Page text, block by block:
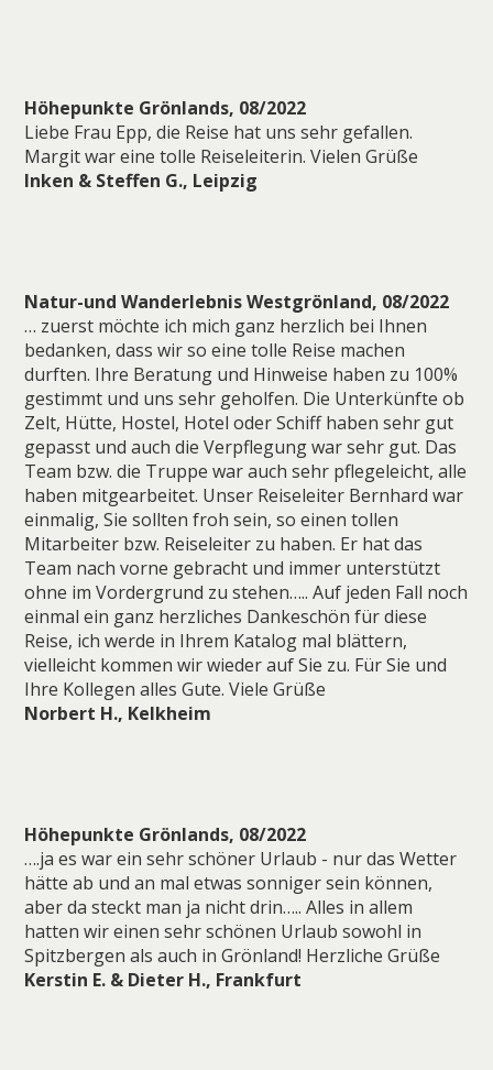
Höhepunkte Grönlands, 08/2022
Liebe Frau Epp, die Reise hat uns sehr gefallen.
Margit war eine tolle Reiseleiterin. Vielen Grüße
Inken & Steffen G., Leipzig
Natur-und Wanderlebnis Westgrönland, 08/2022
… zuerst möchte ich mich ganz herzlich bei Ihnen
bedanken, dass wir so eine tolle Reise machen
durften. Ihre Beratung und Hinweise haben zu 100%
gestimmt und uns sehr geholfen. Die Unterkünfte ob
Zelt, Hütte, Hostel, Hotel oder Schiff haben sehr gut
gepasst und auch die Verpflegung war sehr gut. Das
Team bzw. die Truppe war auch sehr pflegeleicht, alle
haben mitgearbeitet. Unser Reiseleiter Bernhard war
einmalig, Sie sollten froh sein, so einen tollen
Mitarbeiter bzw. Reiseleiter zu haben. Er hat das
Team nach vorne gebracht und immer unterstützt
ohne im Vordergrund zu stehen….. Auf jeden Fall noch
einmal ein ganz herzliches Dankeschön für diese
Reise, ich werde in Ihrem Katalog mal blättern,
vielleicht kommen wir wieder auf Sie zu. Für Sie und
Ihre Kollegen alles Gute. Viele Grüße
Norbert H., Kelkheim
Höhepunkte Grönlands, 08/2022
….ja es war ein sehr schöner Urlaub - nur das Wetter
hätte ab und an mal etwas sonniger sein können,
aber da steckt man ja nicht drin….. Alles in allem
hatten wir einen sehr schönen Urlaub sowohl in
Spitzbergen als auch in Grönland! Herzliche Grüße
Kerstin E. & Dieter H., Frankfurt